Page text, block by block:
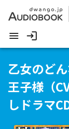
乙女のど
王子様（
しドラマ